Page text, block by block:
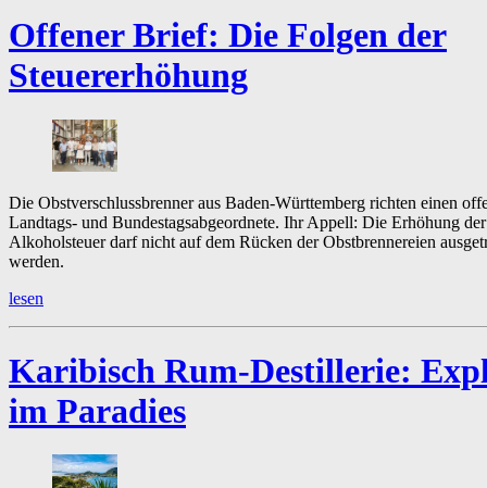
Offener Brief: Die Folgen der
Steuererhöhung
Die Obstverschlussbrenner aus Baden-Württemberg richten einen
Landtags- und Bundestagsabgeordnete. Ihr Appell: Die Erhöhung der
Alkoholsteuer darf nicht auf dem Rücken der Obstbrennereien
werden.
lesen
Karibisch Rum-Destillerie:
im Paradies